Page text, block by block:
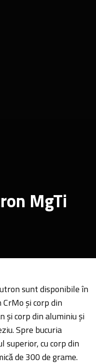
MgTi
sunt disponibile în
CrMo și corp din
și corp din aluminiu și
Spre bucuria
superior, cu corp din
de 300 de grame.